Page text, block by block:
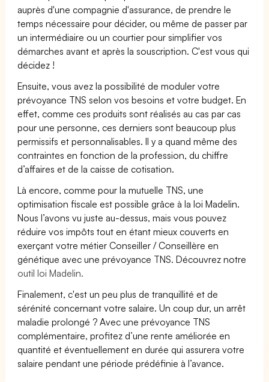
auprès d'une compagnie d'assurance, de prendre le
temps nécessaire pour décider, ou même de passer par
un intermédiaire ou un courtier pour simplifier vos
démarches avant et après la souscription. C'est vous qui
décidez !
Ensuite, vous avez la possibilité de moduler votre
prévoyance TNS selon vos besoins et votre budget. En
effet, comme ces produits sont réalisés au cas par cas
pour une personne, ces derniers sont beaucoup plus
permissifs et personnalisables. Il y a quand même des
contraintes en fonction de la profession, du chiffre
d’affaires et de la caisse de cotisation.
Là encore, comme pour la mutuelle TNS, une
optimisation fiscale est possible grâce à la loi Madelin.
Nous l’avons vu juste au-dessus, mais vous pouvez
réduire vos impôts tout en étant mieux couverts en
exerçant votre métier Conseiller / Conseillère en
génétique avec une prévoyance TNS. Découvrez notre
outil loi Madelin.
Finalement, c'est un peu plus de tranquillité et de
sérénité concernant votre salaire. Un coup dur, un arrêt
maladie prolongé ? Avec une prévoyance TNS
complémentaire, profitez d’une rente améliorée en
quantité et éventuellement en durée qui assurera votre
salaire pendant une période prédéfinie à l’avance.